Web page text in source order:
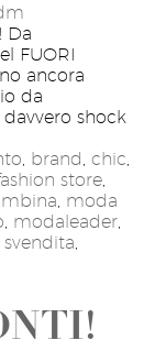
Da
FUORI
ancora
da
shock
, brand,chic,
store,
, moda
, modaleader,
svendita,